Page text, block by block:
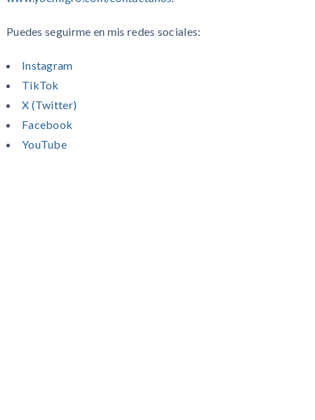
Puedes seguirme en mis redes sociales:
Instagram
TikTok
X (Twitter)
Facebook
YouTube